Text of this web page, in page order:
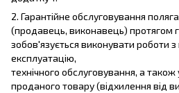
2. Гарантійне обслуговування
(продавець, виконавець) протягом
зобов'язується виконувати роботи
експлуатацію,
технічного обслуговування, а також
проданого товару (відхилення від